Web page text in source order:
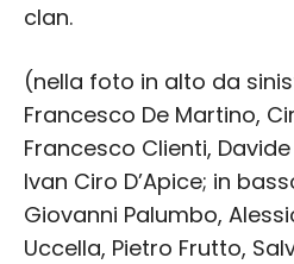
clan.
(nella foto in alto da
Francesco De Martino,
Francesco Clienti,
Ivan Ciro D’Apice; in
Giovanni Palumbo,
Uccella, Pietro Frutto,